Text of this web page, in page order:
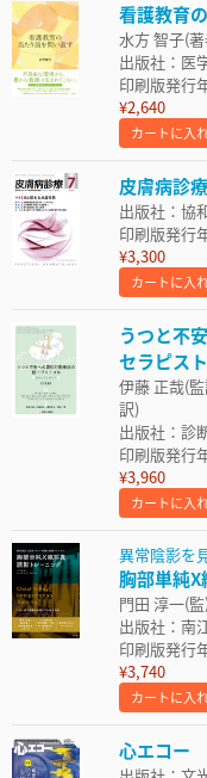
看護教育
水方 智子(
出版社：医
印刷版発行
¥2,640
カートに入
皮膚病診
出版社：協
印刷版発行
¥3,300
カートに入
うつと不
セラピス
伊藤 正哉(
訳)
出版社：診
印刷版発行
¥3,960
カートに入
異常陰影を
胸部単純
門田 淳一(
出版社：南
印刷版発行
¥3,740
カートに入
心エコー